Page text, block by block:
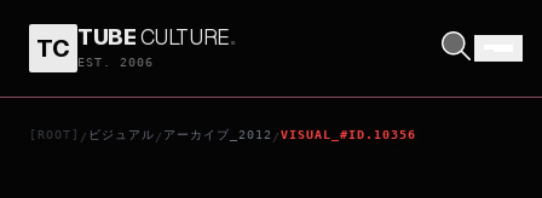
TC TUBECULTURE.
EST. 2006
[ROOT] / ビジュアル / アーカイブ_2012 /VISUAL_#ID.10356
कहानी